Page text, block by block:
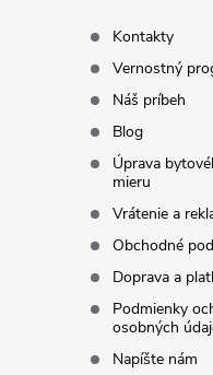
Kontakty
Vernostný
Náš príbeh
Blog
Úprava
mieru
Vrátenie a
Obchodné
Doprava a
Podmienky
osobných
Napíšte nám